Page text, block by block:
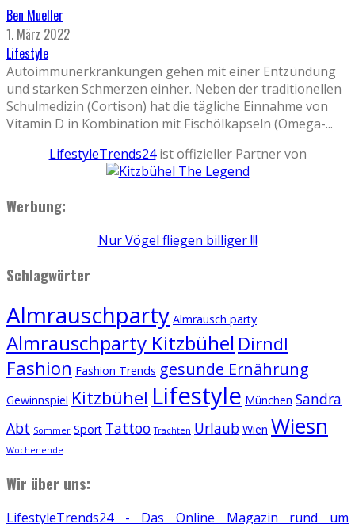
Ben Mueller
1. März 2022
Lifestyle
Autoimmunerkrankungen gehen mit einer Entzündung
und starken Schmerzen einher. Neben der traditionellen
Schulmedizin (Cortison) hat die tägliche Einnahme von
Vitamin D in Kombination mit Fischölkapseln (Omega-...
LifestyleTrends24ist offizieller Partner von
Werbung:
Nur Vögel fliegen billiger !!!
Schlagwörter
Almrauschparty Almrausch party
Almrauschparty Kitzbühel Dirndl
Fashion Fashion Trends gesunde Ernährung
Gewinnspiel Kitzbühel Lifestyle München Sandra
Abt Sommer Sport Tattoo Trachten Urlaub Wien Wiesn
Wochenende
Wir über uns:
LifestyleTrends24 - Das Online Magazin rund um